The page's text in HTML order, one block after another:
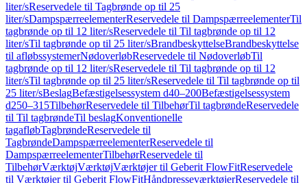
liter/sReservedele til Tagbrønde op til 25
liter/sDampspærreelementerReservedele til DampspærreelementerTil
tagbrønde op til 12 liter/sReservedele til Til tagbrønde op til 12
liter/sTil tagbrønde op til 25 liter/sBrandbeskyttelseBrandbeskyttelse
til afløbssystemerNødoverløbReservedele til NødoverløbTil
tagbrønde op til 12 liter/sReservedele til Til tagbrønde op til 12
liter/sTil tagbrønde op til 25 liter/sReservedele til Til tagbrønde op til
25 liter/sBeslagBefæstigelsessystem d40–200Befæstigelsessystem
d250–315TilbehørReservedele til TilbehørTil tagbrøndeReservedele
til Til tagbrøndeTil beslagKonventionelle
tagafløbTagbrøndeReservedele til
TagbrøndeDampspærreelementerReservedele til
DampspærreelementerTilbehørReservedele til
TilbehørVærktøjVærktøjVærktøjer til Geberit FlowFitReservedele
til Værktøjer til Geberit FlowFitHåndpresseværktøjerReservedele til